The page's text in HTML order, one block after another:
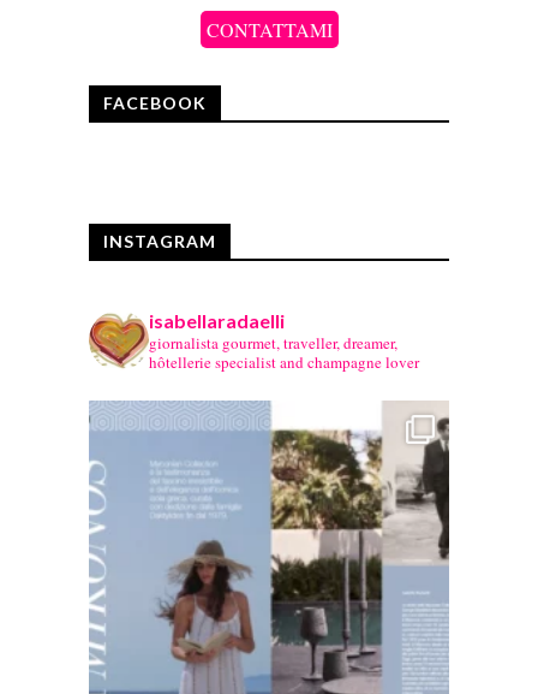
CONTATTAMI
FACEBOOK
INSTAGRAM
isabellaradaelli
giornalista gourmet, traveller, dreamer,
hôtellerie specialist and champagne lover